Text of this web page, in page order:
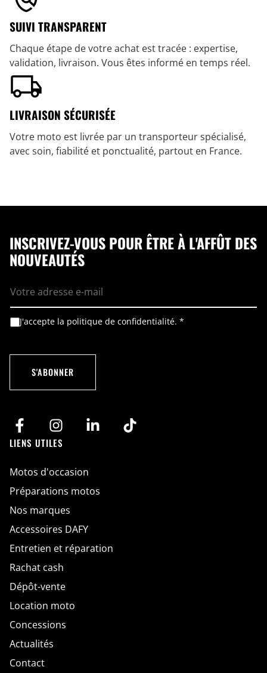
SUIVI TRANSPARENT
Chaque étape de votre achat est tracée : expertise,
validation, livraison. Vous êtes informé en temps réel.
LIVRAISON SÉCURISÉE
Votre moto est livrée par un transporteur spécialisé,
avec soin, fiabilité et ponctualité, partout en France.
INSCRIVEZ-VOUS POUR ÊTRE À L'AFFÛT DES
NOUVEAUTÉS
G
D
*
*
-
a
i
l
A
c
G
J'accepte la politique de confidentialité. *
S'ABONNER
LIENS UTILES
Motos d'occasion
Préparations motos
Nos marques
Accessoires DAFY
Entretien et réparation
Rachat cash
Dépôt-vente
Location moto
Concessions
Actualités
Contact